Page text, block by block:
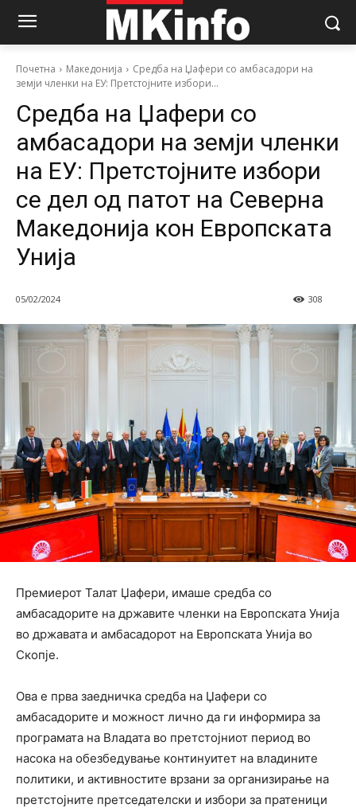
Почетна Македонија
Средба на Џафери со амбасадори на
земји членки на ЕУ: Претстојните избори...
Средба на Џафери со
амбасадори на земји членки
на ЕУ: Претстојните избори
се дел од патот на Северна
Македонија кон Европската
Унија
05/02/2024 308
Премиерот Талат Џафери, имаше средба со
амбасадорите на државите членки на Европската Унија
во државата и амбасадорот на Европската Унија во
Скопје.
Ова е прва заедничка средба на Џафери со
амбасадорите и можност лично да ги информира за
програмата на Владата во претстојниот период во
насока на обезбедување континуитет на владините
политики, и активностите врзани за организирање на
претстојните претседателски и избори за пратеници